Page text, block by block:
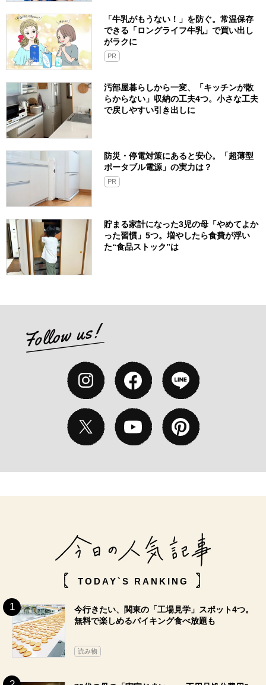
「牛乳がもうない！」を防ぐ。常温保存
できる「ロングライフ牛乳」で買い出し
がラクに
PR
汚部屋暮らしから一変、「キッチンが散
らからない」収納の工夫4つ。小さな工夫
で戻しやすい引き出しに
防災・停電対策にあると安心。「超薄型
ポータブル電源」の実力は？​
PR
貯まる家計になった3児の母「やめてよか
った習慣」5つ。増やしたら食費が浮い
た“食品ストック”は
TODAY`S RANKING
今行きたい、関東の「工場見学」スポット4つ。
無料で楽しめるバイキング食べ放題も
読み物